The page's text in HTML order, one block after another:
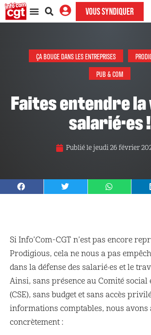
VOUS SYNDIQUER
ÇA BOUGE DANS LES ENTREPRISES
PUB & COM
Faites entendre la voix des
salarié·es !
Publié lejeudi 26 février
Si Info’Com-CGT n’est pas encore
Prodigious, cela ne nous a pas
dans la défense des salarié·es et le
Ainsi, sans présence au Comité social
(CSE), sans budget et sans accès
informations comptables, nous avons
concrètement :